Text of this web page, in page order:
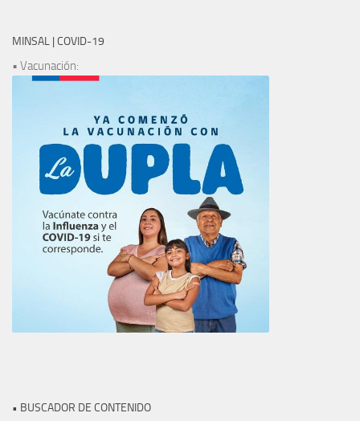
MINSAL | COVID-19
• Vacunación:
• BUSCADOR DE CONTENIDO